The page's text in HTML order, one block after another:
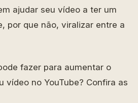
ajudar seu vídeo a ter um
por que não, viralizar entre a
fazer para aumentar o
vídeo no YouTube? Confira as